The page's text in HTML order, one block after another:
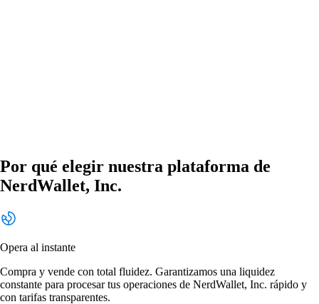
Por qué elegir nuestra plataforma de
NerdWallet, Inc.
Opera al instante
Compra y vende con total fluidez. Garantizamos una liquidez
constante para procesar tus operaciones de NerdWallet, Inc. rápido y
con tarifas transparentes.